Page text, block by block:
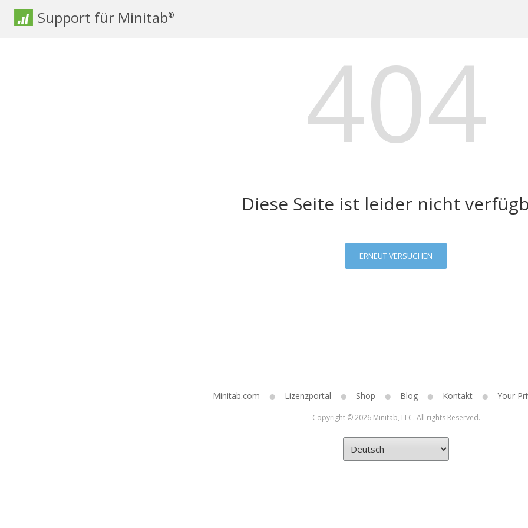
Support für Minitab®
404
Diese Seite ist leider nicht
ERNEUT VERSUCHEN
Minitab.com Lizenzportal Shop Blog Kontakt Your
Copyright © 2026 Minitab, LLC. All rights Reserved.